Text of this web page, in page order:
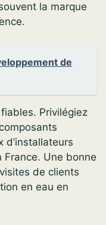
la marque
de
Privilégiez
d’installateurs
Une bonne
de clients
en eau en